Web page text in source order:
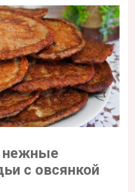
нежные
с овсянкой